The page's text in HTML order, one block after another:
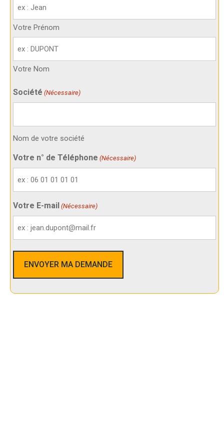
identité
(Nécessaire)
Votre Prénom
Votre Nom
Société (Nécessaire)
Nom de votre société
Votre n° de Téléphone (Nécessaire)
Votre E-mail (Nécessaire)